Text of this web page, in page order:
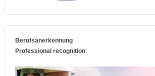
Berufsanerkennung
Professional recognition